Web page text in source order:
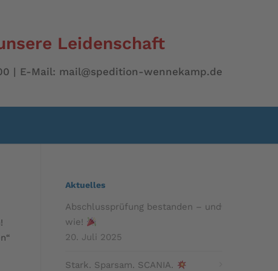
Leidenschaft
| E-Mail: mail@spedition-wennekamp.de
Aktuelles
Abschlussprüfung bestanden – und
wie!
20. Juli 2025
Stark. Sparsam. SCANIA.